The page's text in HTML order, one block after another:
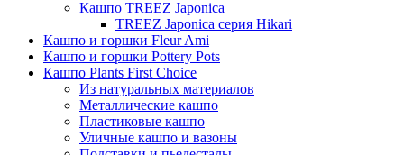
Кашпо TREEZ Japonica
TREEZ Japonica серия Hikari
Кашпо и горшки Fleur Ami
Кашпо и горшки Pottery Pots
Кашпо Plants First Choice
Из натуральных материалов
Металлические кашпо
Пластиковые кашпо
Уличные кашпо и вазоны